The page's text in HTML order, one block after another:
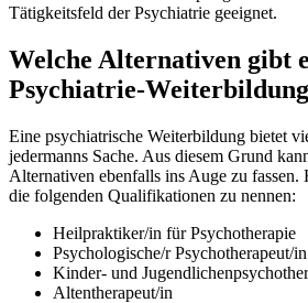
Tätigkeitsfeld der Psychiatrie geeignet.
Welche Alternativen gibt
Psychiatrie-
Eine psychiatrische Weiterbildung bietet
jedermanns Sache. Aus diesem Grund
Alternativen ebenfalls ins Auge zu fassen.
die folgenden Qualifikationen zu nennen:
Heilpraktiker/in für Psychotherapie
Psychologische/r Psychotherapeut/in
Kinder- und
Altentherapeut/in